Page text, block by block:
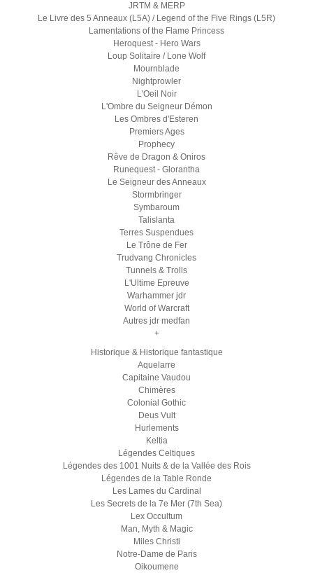
JRTM & MERP
Le Livre des 5 Anneaux (L5A) / Legend of the Five Rings (L5R)
Lamentations of the Flame Princess
Heroquest - Hero Wars
Loup Solitaire / Lone Wolf
Mournblade
Nightprowler
L'Oeil Noir
L'Ombre du Seigneur Démon
Les Ombres d'Esteren
Premiers Ages
Prophecy
Rêve de Dragon & Oniros
Runequest - Glorantha
Le Seigneur des Anneaux
Stormbringer
Symbaroum
Talislanta
Terres Suspendues
Le Trône de Fer
Trudvang Chronicles
Tunnels & Trolls
L'Ultime Epreuve
Warhammer jdr
World of Warcraft
Autres jdr medfan
+
Historique & Historique fantastique
Aquelarre
Capitaine Vaudou
Chimères
Colonial Gothic
Deus Vult
Hurlements
Keltia
Légendes Celtiques
Légendes des 1001 Nuits & de la Vallée des Rois
Légendes de la Table Ronde
Les Lames du Cardinal
Les Secrets de la 7e Mer (7th Sea)
Lex Occultum
Man, Myth & Magic
Miles Christi
Notre-Dame de Paris
Oikoumene